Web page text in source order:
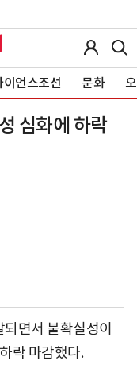
이언스조선 문화
심화에 하락
면서 불확실성이
락 마감했다.